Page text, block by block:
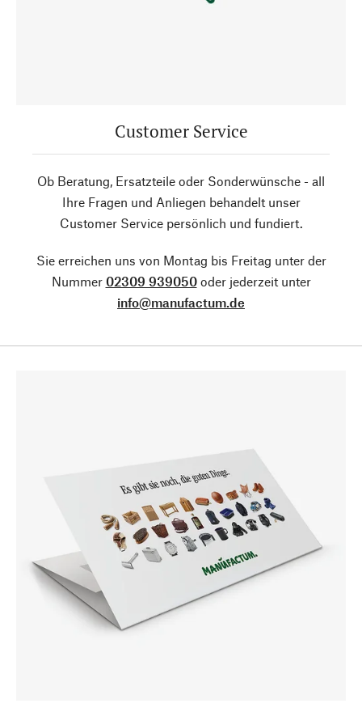
Customer Service
Ob Beratung, Ersatzteile oder Sonderwünsche - all
Ihre Fragen und Anliegen behandelt unser
Customer Service persönlich und fundiert.
Sie erreichen uns von Montag bis Freitag unter der
Nummer 02309 939050oder jederzeit unter
info@manufactum.de